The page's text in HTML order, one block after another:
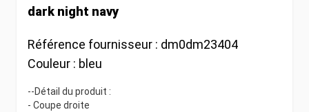
dark night navy
Référence fournisseur : dm0dm23404
Couleur : bleu
--Détail du produit :
- Coupe droite